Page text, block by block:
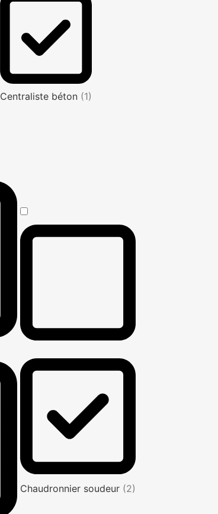
Centraliste béton (1)
Chaudronnier soudeur (2)